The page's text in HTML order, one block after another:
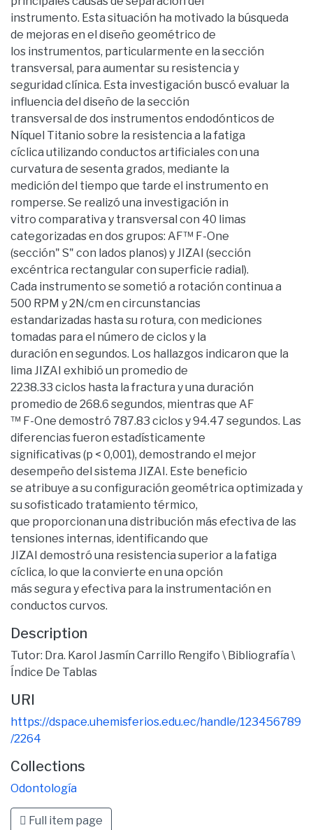
instrumento. Esta situación ha motivado la búsqueda
de mejoras en el diseño geométrico de
los instrumentos, particularmente en la sección
transversal, para aumentar su resistencia y
seguridad clínica. Esta investigación buscó evaluar la
influencia del diseño de la sección
transversal de dos instrumentos endodónticos de
Níquel Titanio sobre la resistencia a la fatiga
cíclica utilizando conductos artificiales con una
curvatura de sesenta grados, mediante la
medición del tiempo que tarde el instrumento en
romperse. Se realizó una investigación in
vitro comparativa y transversal con 40 limas
categorizadas en dos grupos: AF™ F-One
(sección" S" con lados planos) y JIZAI (sección
excéntrica rectangular con superficie radial).
Cada instrumento se sometió a rotación continua a
500 RPM y 2N/cm en circunstancias
estandarizadas hasta su rotura, con mediciones
tomadas para el número de ciclos y la
duración en segundos. Los hallazgos indicaron que la
lima JIZAI exhibió un promedio de
2238.33 ciclos hasta la fractura y una duración
promedio de 268.6 segundos, mientras que AF
™ F-One demostró 787.83 ciclos y 94.47 segundos. Las
diferencias fueron estadísticamente
significativas (p < 0,001), demostrando el mejor
desempeño del sistema JIZAI. Este beneficio
se atribuye a su configuración geométrica optimizada y
su sofisticado tratamiento térmico,
que proporcionan una distribución más efectiva de las
tensiones internas, identificando que
JIZAI demostró una resistencia superior a la fatiga
cíclica, lo que la convierte en una opción
más segura y efectiva para la instrumentación en
conductos curvos.
Description
Tutor: Dra. Karol Jasmín Carrillo Rengifo \ Bibliografía \
Índice De Tablas
URI
https://dspace.uhemisferios.edu.ec/handle/123456789
/2264
Collections
Odontología
Full item page